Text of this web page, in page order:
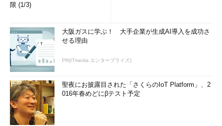
限 (1/3)
大阪ガスに学ぶ！ 大手企業が生成AI導入を成功さ
せる理由
PR(ITmedia エンタープライズ)
聖夜にお披露目された「さくらのIoT Platform」、2
016年春めどにβテスト予定